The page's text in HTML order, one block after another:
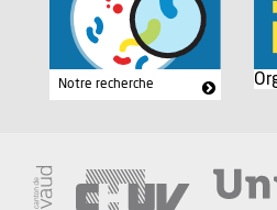
Notre recherche